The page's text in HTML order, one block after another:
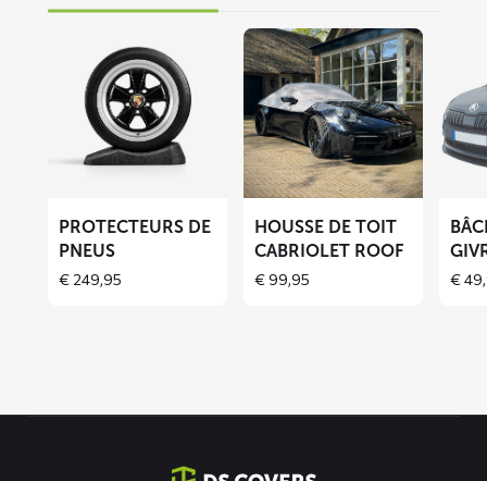
Protecteurs
PROTECTEURS DE
PNEUS
€249,95
En
savoir
plus
sur
Housse
de
toit
cabriolet
ROOF
HOUSSE DE TOIT
CABRIOLET ROOF
€99,95
plus
sur
Bâche
BLIZZ
€